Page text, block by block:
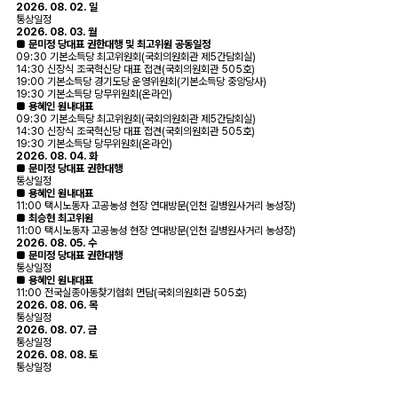
2026. 08. 02. 일
통상일정
2026. 08. 03. 월
■ 문미정 당대표 권한대행 및 최고위원 공동일정
09:30 기본소득당 최고위원회(국회의원회관 제5간담회실)
14:30 신장식 조국혁신당 대표 접견(국회의원회관 505호)
19:00 기본소득당 경기도당 운영위원회(기본소득당 중앙당사)
19:30 기본소득당 당무위원회(온라인)
■ 용혜인 원내대표
09:30 기본소득당 최고위원회(국회의원회관 제5간담회실)
14:30 신장식 조국혁신당 대표 접견(국회의원회관 505호)
19:30 기본소득당 당무위원회(온라인)
2026. 08. 04. 화
■ 문미정 당대표 권한대행
통상일정
■ 용혜인 원내대표
11:00 택시노동자 고공농성 현장 연대방문(인천 길병원사거리 농성장)
■ 최승현 최고위원
11:00 택시노동자 고공농성 현장 연대방문(인천 길병원사거리 농성장)
2026. 08. 05. 수
■ 문미정 당대표 권한대행
통상일정
■ 용혜인 원내대표
11:00 전국실종아동찾기협회 면담(국회의원회관 505호)
2026. 08. 06. 목
통상일정
2026. 08. 07. 금
통상일정
2026. 08. 08. 토
통상일정